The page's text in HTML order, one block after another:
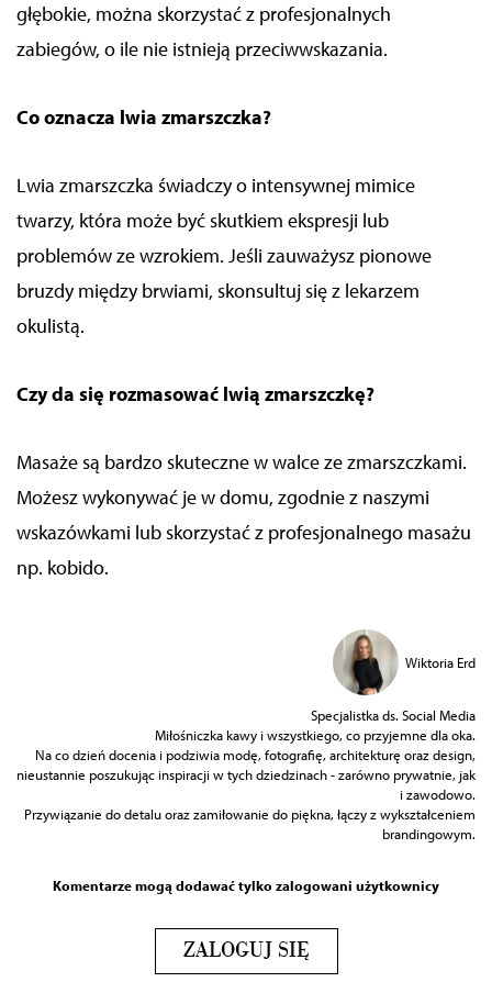
głębokie, można skorzystać z profesjonalnych
zabiegów, o ile nie istnieją przeciwwskazania.
Co oznacza lwia zmarszczka?
Lwia zmarszczka świadczy o intensywnej mimice
twarzy, która może być skutkiem ekspresji lub
problemów ze wzrokiem. Jeśli zauważysz pionowe
bruzdy między brwiami, skonsultuj się z lekarzem
okulistą.
Czy da się rozmasować lwią zmarszczkę?
Masaże są bardzo skuteczne w walce ze zmarszczkami.
Możesz wykonywać je w domu, zgodnie z naszymi
wskazówkami lub skorzystać z profesjonalnego masażu
np. kobido.
Wiktoria Erd
Specjalistka ds. Social Media
Miłośniczka kawy i wszystkiego, co przyjemne dla oka.
Na co dzień docenia i podziwia modę, fotografię, architekturę oraz design,
nieustannie poszukując inspiracji w tych dziedzinach - zarówno prywatnie, jak
i zawodowo.
Przywiązanie do detalu oraz zamiłowanie do piękna, łączy z wykształceniem
brandingowym.
Komentarze mogą dodawać tylko zalogowani użytkownicy
ZALOGUJ SIĘ